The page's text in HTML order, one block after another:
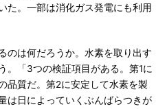
た。一部は消化ガス発電にも利用
のは何だろうか。水素を取り出す
。「3つの検証項目がある。第1に
品質だ。第2に安定して水素を製
は日によっていくぶんばらつきが